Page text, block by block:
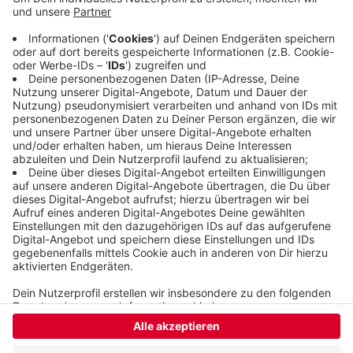
als 24 Stunden in seiner Wohnung festgehalten
im vergangenen November. Außerdem hat der
Mann das Opfer gewürgt, geschlagen, getreten
und mit einem Messer bedroht.
Veröffentlicht:Dienstag, 30.06.2026 16:54
Anzeige
Anzeige